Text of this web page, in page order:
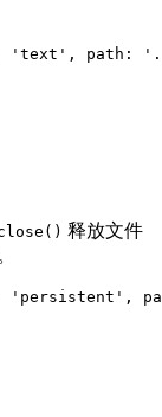
' text ' , path: '
释放文件
' persistent ' ,